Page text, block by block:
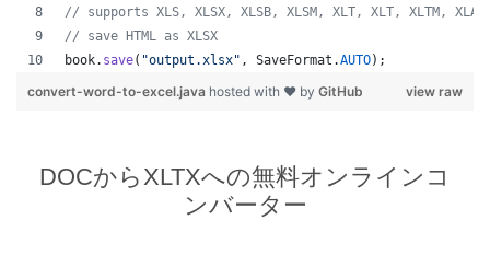
// supports XLS, XLSX, XLSB, XLSM, XLT, XLT, XLTM,
// save HTML as XLSX
book. save( "output.xlsx" , SaveFormat .AUTO);
view raw
convert-word-to-excel.java hosted with ❤ by GitHub
DOCからXLTXへの無料オンラインコ
ンバーター